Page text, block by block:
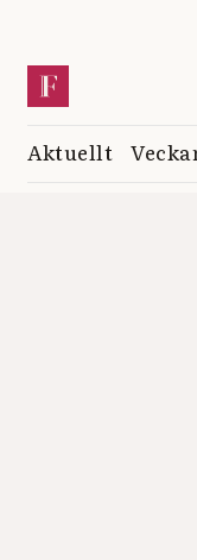
Aktuellt